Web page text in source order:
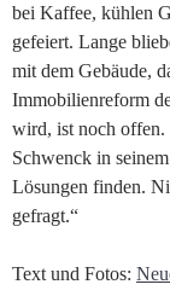
bei Kaffee, kühlen
gefeiert. Lange
mit dem Gebäude,
Immobilienreform
wird, ist noch offen.
Schwenck in
Lösungen finden.
gefragt.“
Text und Fotos: